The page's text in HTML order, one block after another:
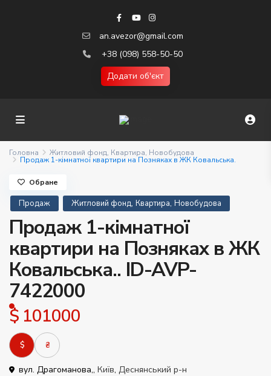
an.avezor@gmail.com
+38 (098) 558-50-50
Додати об'єкт
Головна Житловий фонд, Квартира, Новобудова
Продаж 1-кімнатної квартири на Позняках в ЖК Ковальська.
Продаж Житловий фонд, Квартира, Новобудова
Продаж 1-кімнатної
квартири на Позняках в ЖК
Ковальська.. ID-AVP-
7422000
$ 101000
$ ₴
вул. Драгоманова,, Київ, Деснянський р-н
Обране